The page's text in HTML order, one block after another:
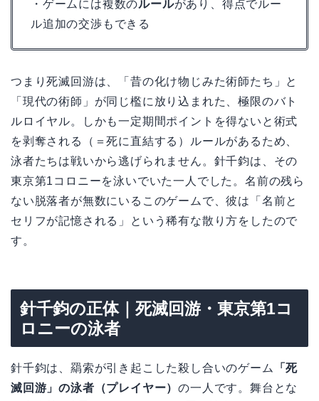
・ゲームには複数のルールがあり、得点でルー
ル追加の交渉もできる
つまり死滅回游は、「昔の化け物じみた術師たち」と
「現代の術師」が同じ檻に放り込まれた、極限のバト
ルロイヤル。しかも一定期間ポイントを得ないと術式
を剥奪される（＝死に直結する）ルールがあるため、
泳者たちは戦いから逃げられません。針千鈞は、その
東京第1コロニーを泳いでいた一人でした。名前の残ら
ない脱落者が無数にいるこのゲームで、彼は「名前と
セリフが記憶される」という稀有な散り方をしたので
す。
針千鈞の正体｜死滅回游・東京第1コ
ロニーの泳者
針千鈞は、羂索が引き起こした殺し合いのゲーム
「死
滅回游」の泳者（プレイヤー）の一人です。舞台とな